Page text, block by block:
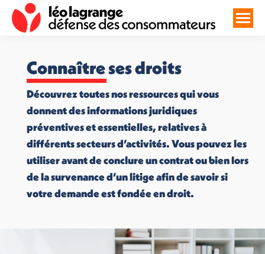
Connaître ses droits
Découvrez toutes nos ressources qui vous
donnent des informations juridiques
préventives et essentielles, relatives à
différents secteurs d’activités. Vous pouvez les
utiliser avant de conclure un contrat ou bien lors
de la survenance d’un litige afin de savoir si
votre demande est fondée en droit.